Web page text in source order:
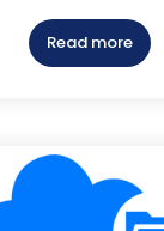
Read more